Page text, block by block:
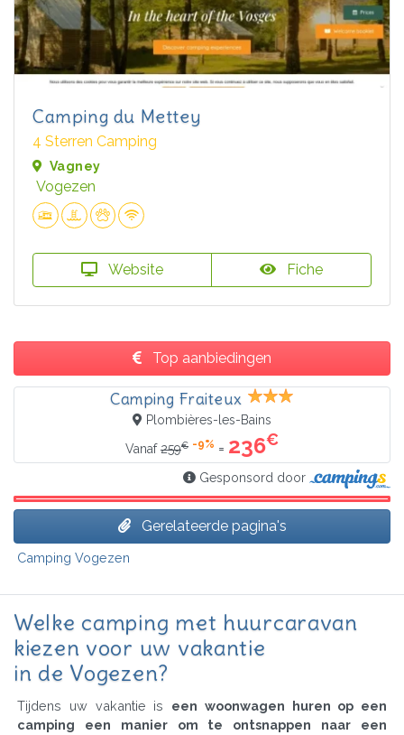
Camping du Mettey
4 Sterren Camping
Vagney
Vogezen
Website Fiche
Top aanbiedingen
Camping Fraiteux
Plombières-les-Bains
Vanaf259€ -9% = 236€
Gesponsord door
Gerelateerde pagina's
Camping Vogezen
Welke camping met huurcaravan
kiezen voor uw vakantie
in de Vogezen?
Tijdens uw vakantie is een woonwagen huren op een
camping een manier om te ontsnappen naar een